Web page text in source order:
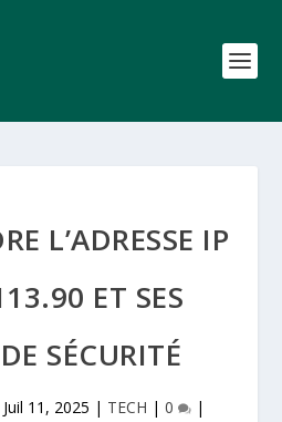
L’ADRESSE IP
ET SES
SÉCURITÉ
Juil 11, 2025 | TECH | 0 |